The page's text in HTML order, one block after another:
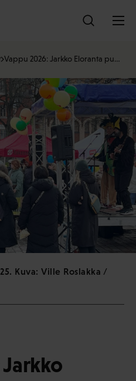
Vappu 2026: Jarkko Eloranta pu…
Kuva: Ville Roslakka /